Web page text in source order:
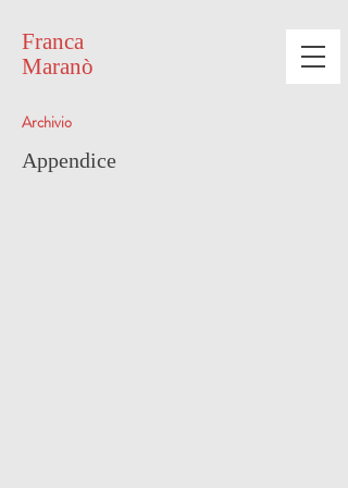
Franca
Maranò
Archivio
Appendice